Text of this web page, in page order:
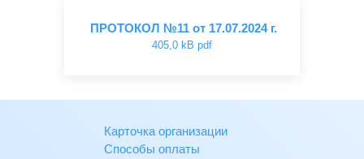
ПРОТОКОЛ №11 от 17.07.2024 г.
405,0 kB pdf
Карточка организации
Способы оплаты